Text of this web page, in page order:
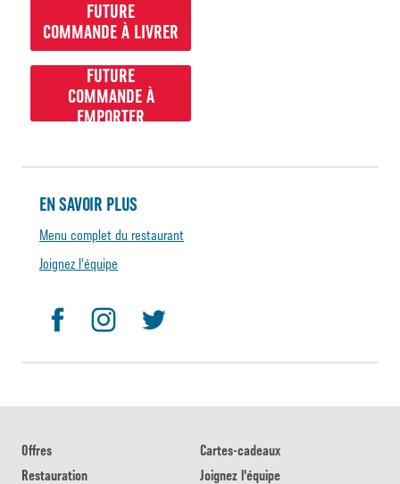
FUTURE
COMMANDE À LIVRER
FUTURE
COMMANDE À
EMPORTER
EN SAVOIR PLUS
Menu complet du restaurant
Joignez l'équipe
Offres
Cartes-cadeaux
Restauration
Joignez l'équipe